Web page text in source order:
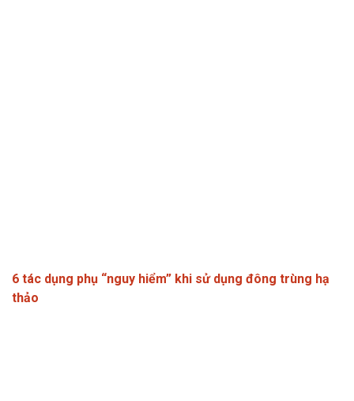
6 tác dụng phụ “nguy hiểm” khi sử dụng đông trùng hạ
thảo